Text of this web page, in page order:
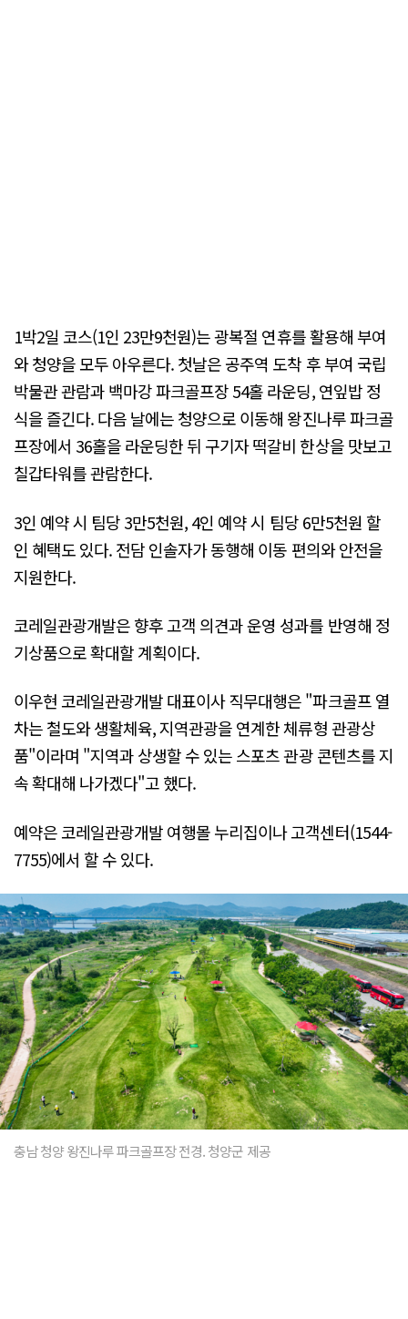
1박2일 코스(1인 23만9천원)는 광복절 연휴를 활용해 부여
와 청양을 모두 아우른다. 첫날은 공주역 도착 후 부여 국립
박물관 관람과 백마강 파크골프장 54홀 라운딩, 연잎밥 정
식을 즐긴다. 다음 날에는 청양으로 이동해 왕진나루 파크골
프장에서 36홀을 라운딩한 뒤 구기자 떡갈비 한상을 맛보고
칠갑타워를 관람한다.
3인 예약 시 팀당 3만5천원, 4인 예약 시 팀당 6만5천원 할
인 혜택도 있다. 전담 인솔자가 동행해 이동 편의와 안전을
지원한다.
코레일관광개발은 향후 고객 의견과 운영 성과를 반영해 정
기상품으로 확대할 계획이다.
이우현 코레일관광개발 대표이사 직무대행은 "파크골프 열
차는 철도와 생활체육, 지역관광을 연계한 체류형 관광상
품"이라며 "지역과 상생할 수 있는 스포츠 관광 콘텐츠를 지
속 확대해 나가겠다"고 했다.
예약은 코레일관광개발 여행몰 누리집이나 고객센터(1544-
7755)에서 할 수 있다.
충남 청양 왕진나루 파크골프장 전경. 청양군 제공